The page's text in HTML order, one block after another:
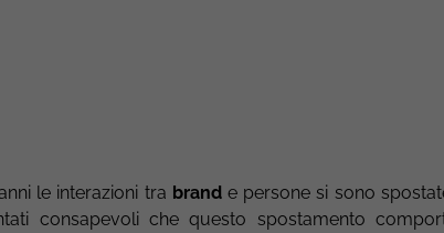
le interazioni tra brande persone si sono
consapevoli che questo spostamento